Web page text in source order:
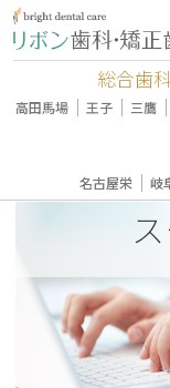
総合歯
高田馬場 ｜ 王子 ｜ 三鷹 ｜
名古屋栄 ｜ 岐